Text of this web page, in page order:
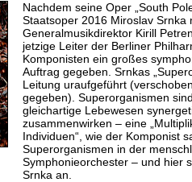
Nachdem seine Oper „South
Staatsoper 2016 Miroslav Srnka
Generalmusikdirektor Kirill
jetzige Leiter der Berliner
Komponisten ein großes
Auftrag gegeben. Srnkas
Leitung uraufgeführt
gegeben). Superorganismen
gleichartige Lebewesen
zusammenwirken – eine
Individuen“, wie der Komponist
Superorganismen in der
Symphonieorchester – und hier
Srnka an.